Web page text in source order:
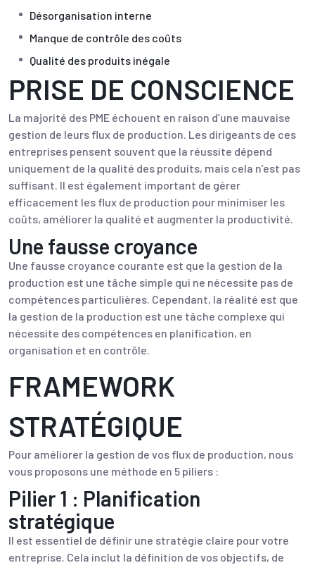
Désorganisation interne
Manque de contrôle des coûts
Qualité des produits inégale
PRISE DE CONSCIENCE
La majorité des PME échouent en raison d’une mauvaise
gestion de leurs flux de production. Les dirigeants de ces
entreprises pensent souvent que la réussite dépend
uniquement de la qualité des produits, mais cela n’est pas
suffisant. Il est également important de gérer
efficacement les flux de production pour minimiser les
coûts, améliorer la qualité et augmenter la productivité.
Une fausse croyance
Une fausse croyance courante est que la gestion de la
production est une tâche simple qui ne nécessite pas de
compétences particulières. Cependant, la réalité est que
la gestion de la production est une tâche complexe qui
nécessite des compétences en planification, en
organisation et en contrôle.
FRAMEWORK
STRATÉGIQUE
Pour améliorer la gestion de vos flux de production, nous
vous proposons une méthode en 5 piliers :
Pilier 1 : Planification
stratégique
Il est essentiel de définir une stratégie claire pour votre
entreprise. Cela inclut la définition de vos objectifs, de